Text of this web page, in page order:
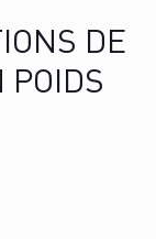
DE
POIDS